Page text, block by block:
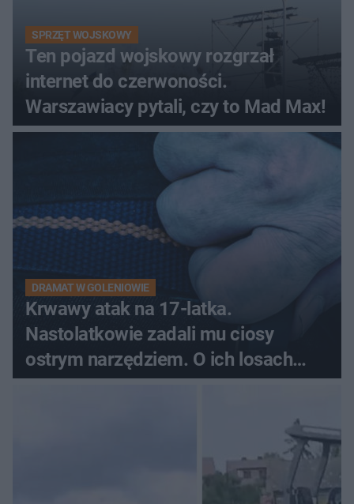
SPRZĘT WOJSKOWY
Ten pojazd wojskowy rozgrzał
internet do czerwoności.
Warszawiacy pytali, czy to Mad Max!
DRAMAT W GOLENIOWIE
Krwawy atak na 17-latka.
Nastolatkowie zadali mu ciosy
ostrym narzędziem. O ich losach
zdecyduje sąd rodzinny